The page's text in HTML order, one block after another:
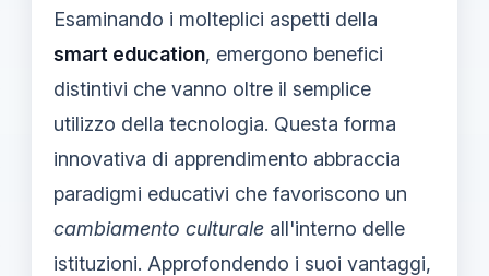
Esaminando i molteplici aspetti della
smart education, emergono benefici
distintivi che vanno oltre il semplice
utilizzo della tecnologia. Questa forma
innovativa di apprendimento abbraccia
paradigmi educativi che favoriscono un
cambiamento culturale all'interno delle
istituzioni. Approfondendo i suoi vantaggi,